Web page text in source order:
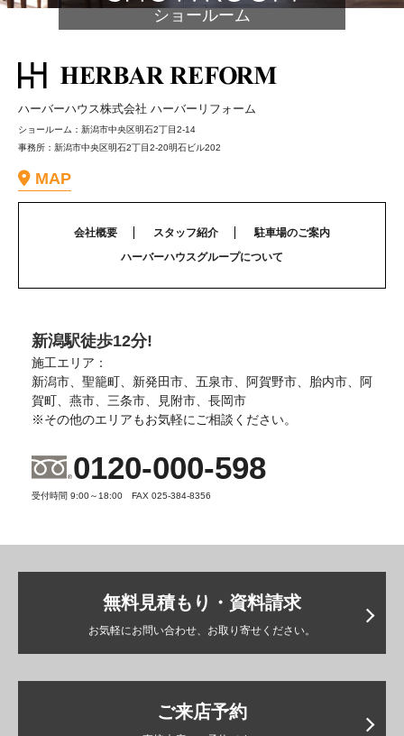
ショールーム
ハーバーハウス株式会社 ハーバーリフォーム
ショールーム：新潟市中央区明石2丁目2-14
事務所：新潟市中央区明石2丁目2-20明石ビル202
MAP
会社概要 スタッフ紹介
駐車場のご案内
ハーバーハウスグループについて
新潟駅徒歩12分!
施工エリア：
新潟市、聖籠町、新発田市、五泉市、阿賀野市、胎内市、阿
賀町、燕市、三条市、見附市、長岡市
※その他のエリアもお気軽にご相談ください。
0120-000-598
受付時間 9:00～18:00 FAX 025-384-8356
ご来店予約
無料見積もり・資料請求
お気軽にお問い合わせ、お取り寄せください。